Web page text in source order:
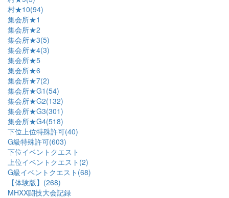
村★10(94)
集会所★1
集会所★2
集会所★3(5)
集会所★4(3)
集会所★5
集会所★6
集会所★7(2)
集会所★G1(54)
集会所★G2(132)
集会所★G3(301)
集会所★G4(518)
下位上位特殊許可(40)
G級特殊許可(603)
下位イベントクエスト
上位イベントクエスト(2)
G級イベントクエスト(68)
【体験版】(268)
MHXX闘技大会記録